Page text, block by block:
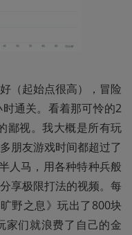
（起始点很高），冒险
通关。看着那可怜的2
鄙视。我大概是所有玩
朋友游戏时间都超过了
人马，用各种特种兵般
享极限打法的视频。每
野之息》玩出了800块
家们就浪费了自己的金